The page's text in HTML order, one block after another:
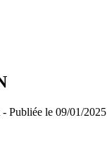
- Publiée le 09/01/2025